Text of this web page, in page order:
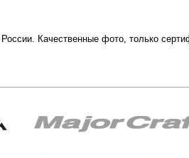
Качественные фото, только